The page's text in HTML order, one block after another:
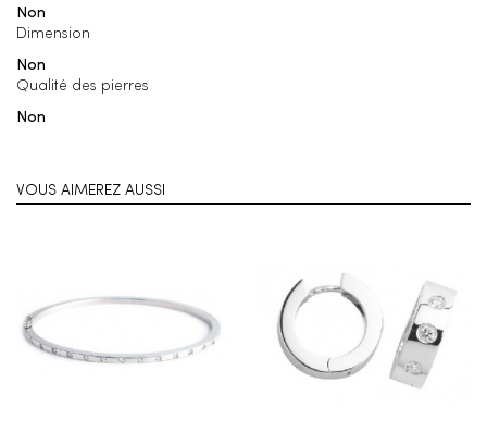
Non
Dimension
Non
Qualité des pierres
Non
VOUS AIMEREZ AUSSI